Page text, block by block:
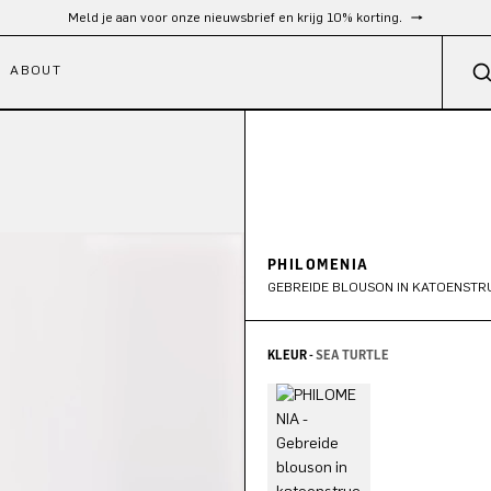
Gratis verzending vanaf €300
ABOUT
PHILOMENIA
GEBREIDE BLOUSON IN
KLEUR -SEA TURTLE